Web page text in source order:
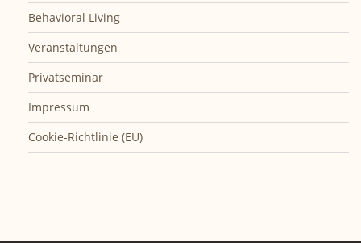
Behavioral Living
Veranstaltungen
Privatseminar
Impressum
Cookie-Richtlinie (EU)